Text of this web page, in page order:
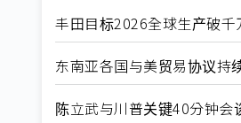
丰田目标2026全球生产破
东南亚各国与美贸易协议
陈立武与川普关键40分钟